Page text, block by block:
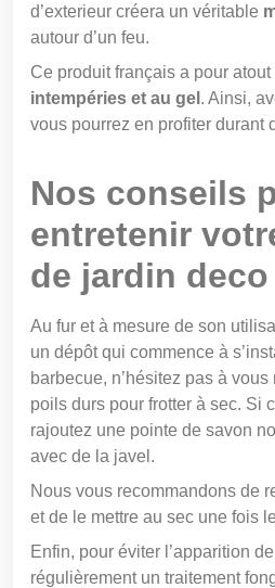
d’exterieur créera un véritable
autour d’un feu.
Ce produit français a pour atout
intempéries et au gel . Ainsi,
vous pourrez en profiter durant
Nos conseils
entretenir
de jardin deco
Au fur et à mesure de son
un dépôt qui commence à
barbecue, n’hésitez pas à vous
poils durs pour frotter à sec. Si
rajoutez une pointe de savon
avec de la javel.
Nous vous recommandons de
et de le mettre au sec une fois
Enfin, pour éviter l’apparition
régulièrement un traitement